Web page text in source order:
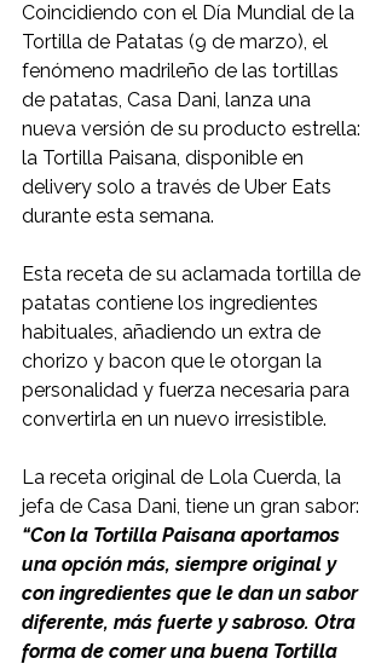
Coincidiendo con el Día Mundial de la
Tortilla de Patatas (9 de marzo), el
fenómeno madrileño de las tortillas
de patatas, Casa Dani, lanza una
nueva versión de su producto estrella:
la Tortilla Paisana, disponible en
delivery solo a través de Uber Eats
durante esta semana.
Esta receta de su aclamada tortilla de
patatas contiene los ingredientes
habituales, añadiendo un extra de
chorizo y bacon que le otorgan la
personalidad y fuerza necesaria para
convertirla en un nuevo irresistible.
La receta original de Lola Cuerda, la
jefa de Casa Dani, tiene un gran sabor:
“Con la Tortilla Paisana aportamos
una opción más, siempre original y
con ingredientes que le dan un sabor
diferente, más fuerte y sabroso. Otra
forma de comer una buena Tortilla